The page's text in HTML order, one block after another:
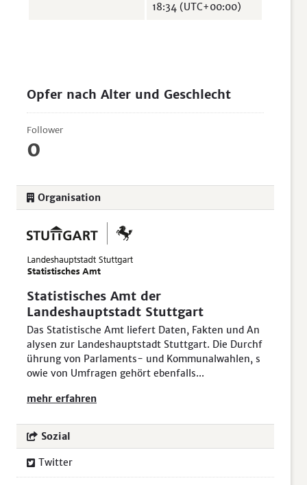
Opfer nach Alter und Geschlecht
Follower
0
Organisation
Statistisches Amt der
Landeshauptstadt Stuttgart
Das Statistische Amt liefert Daten, Fakten und An
alysen zur Landeshauptstadt Stuttgart. Die Durchf
ührung von Parlaments- und Kommunalwahlen, s
owie von Umfragen gehört ebenfalls...
mehr erfahren
Sozial
Twitter
18:34 (UTC+00:00)